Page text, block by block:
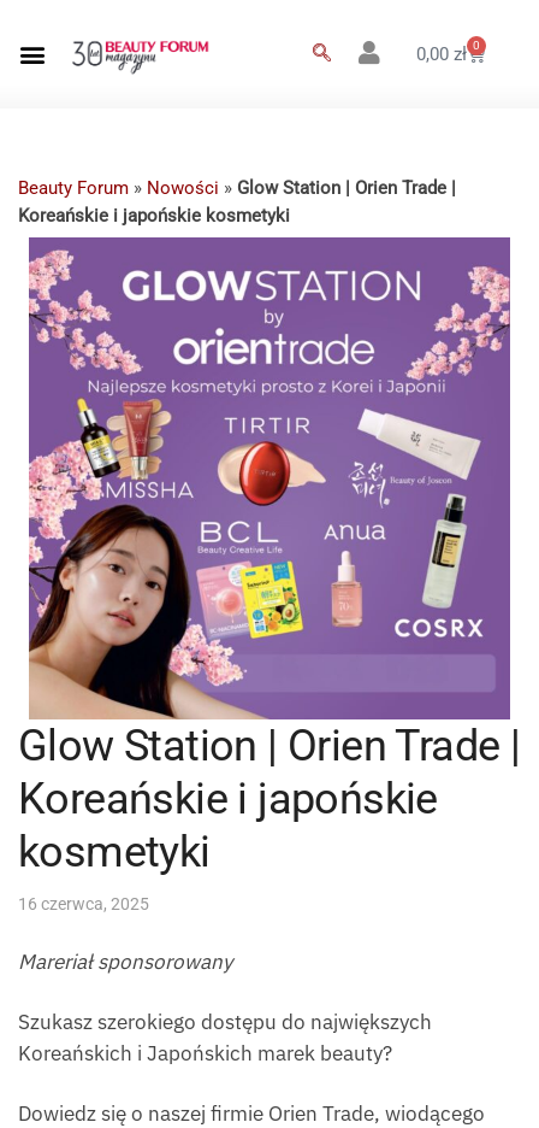
0,00zł 0
Beauty Forum » Nowości » Glow Station | Orien Trade |
Koreańskie i japońskie kosmetyki
Glow Station | Orien Trade |
Koreańskie i japońskie
kosmetyki
16 czerwca, 2025
Mareriał sponsorowany
Szukasz szerokiego dostępu do największych
Koreańskich i Japońskich marek beauty?
Dowiedz się o naszej firmie Orien Trade, wiodącego